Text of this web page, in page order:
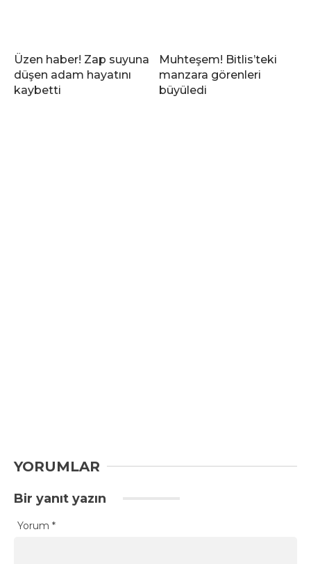
Üzen haber! Zap suyuna
düşen adam hayatını
kaybetti
Muhteşem! Bitlis’teki
manzara görenleri
büyüledi
YORUMLAR
Bir yanıt yazın
Yorum *